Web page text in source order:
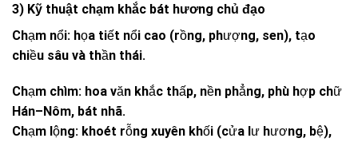
3) Kỹ thuật chạm khắc bát hương chủ đạo
Chạm nổi: họa tiết nổi cao (rồng, phượng, sen), tạo
chiều sâu và thần thái.
Chạm chìm: hoa văn khắc thấp, nền phẳng, phù hợp chữ
Hán–Nôm, bát nhã.
Chạm lộng: khoét rỗng xuyên khối (cửa lư hương, bệ),